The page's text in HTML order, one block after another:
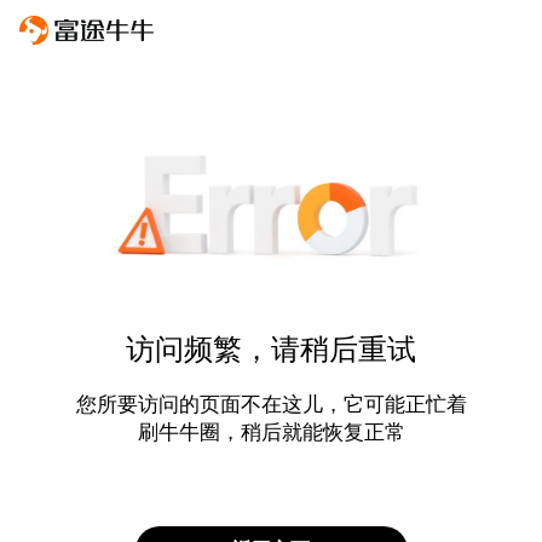
访问频繁，请稍后重试
您所要访问的页面不在这儿，它可能正忙着
刷牛牛圈，稍后就能恢复正常